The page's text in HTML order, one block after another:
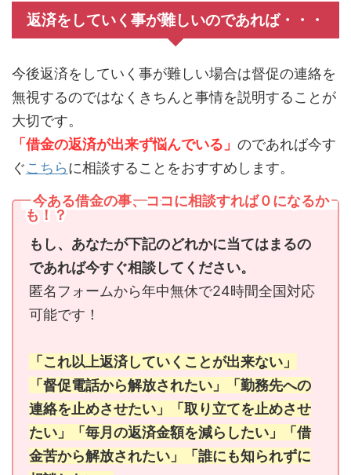
返済をしていく事が難しいのであれば・・・
今後返済をしていく事が難しい場合は督促の連絡を
無視するのではなくきちんと事情を説明することが
大切です。
「借金の返済が出来ず悩んでいる」 のであれば今す
ぐこちらに相談することをおすすめします。
今ある借金の事、ココに相談すれば０になるか
も！？
もし、あなたが下記のどれかに当てはまるの
であれば今すぐ相談してください。
匿名フォームから年中無休で24時間全国対応
可能です！
「これ以上返済していくことが出来ない」
「督促電話から解放されたい」「勤務先への
連絡を止めさせたい」「取り立てを止めさせ
たい」「毎月の返済金額を減らしたい」「借
金苦から解放されたい」「誰にも知られずに